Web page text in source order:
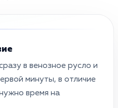
в венозное русло и
минуты, в отличие
время на